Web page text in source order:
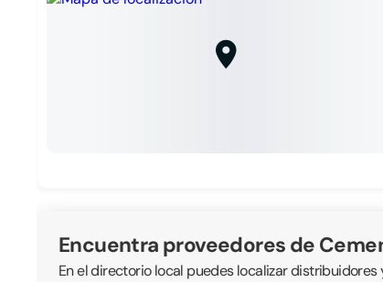
Encuentra proveedores de
En el directorio local puedes localizar